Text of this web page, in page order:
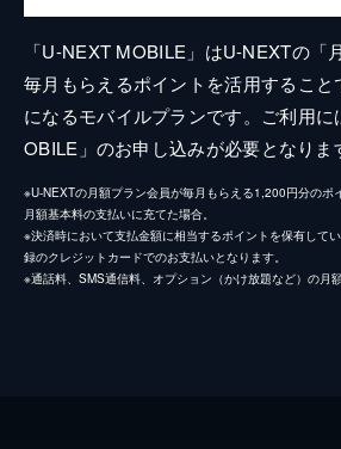
「U-NEXT MOBILE」はU-NEXTの「
毎月もらえるポイントを活用するこ
になるモバイルプランです。ご利用
OBILE」のお申し込みが必要となりま
※U-NEXTの月額プラン会員が毎月もらえる1,200円分のポ
月額基本料の支払いに充てた場合。
※決済時において支払金額に相当するポイントを保有して
録のクレジットカードでのお支払いとなります。
※通話料、SMS通信料、オプション（かけ放題など）の月